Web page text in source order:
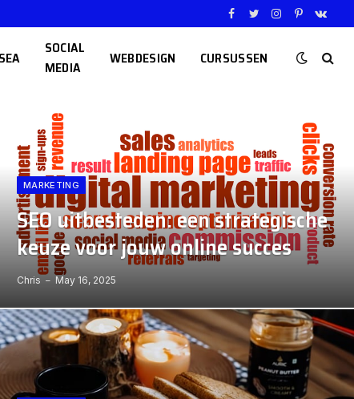
Facebook
TwitterInstagram
Pinterest
SEA
SOCIAL
MEDIA
WEBDESIGN CURSUSSEN
MARKETING
SEO uitbesteden: een strategische
keuze voor jouw online succes
Chris May 16, 2025